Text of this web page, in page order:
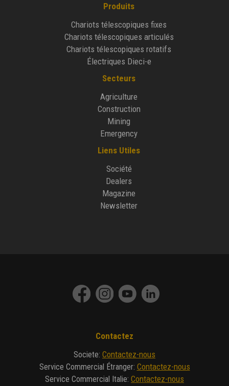
Produits
Chariots télescopiques fixes
Chariots télescopiques articulés
Chariots télescopiques rotatifs
Électriques Dieci-e
Secteurs
Agriculture
Construction
Mining
Emergency
Liens Utiles
Société
Dealers
Magazine
Newsletter
Contactez
Societe: Contactez-nous
Service Commercial Étranger: Contactez-nous
Service Commercial Italie: Contactez-nous